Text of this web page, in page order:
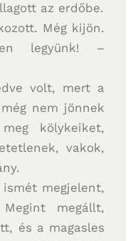
az erdőbe.
Még kijön.
legyünk! –
volt, mert a
nem jönnek
kölykeiket,
vakok,
ismét megjelent,
megállt,
és a magasles